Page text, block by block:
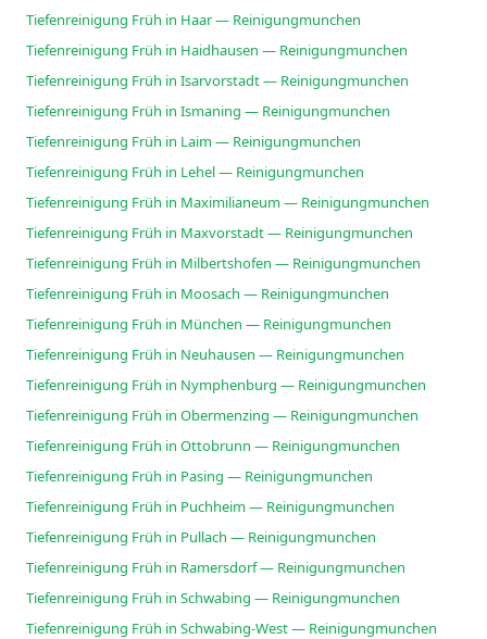
Tiefenreinigung Früh in Haar — Reinigungmunchen
Tiefenreinigung Früh in Haidhausen — Reinigungmunchen
Tiefenreinigung Früh in Isarvorstadt — Reinigungmunchen
Tiefenreinigung Früh in Ismaning — Reinigungmunchen
Tiefenreinigung Früh in Laim — Reinigungmunchen
Tiefenreinigung Früh in Lehel — Reinigungmunchen
Tiefenreinigung Früh in Maximilianeum — Reinigungmunchen
Tiefenreinigung Früh in Maxvorstadt — Reinigungmunchen
Tiefenreinigung Früh in Milbertshofen — Reinigungmunchen
Tiefenreinigung Früh in Moosach — Reinigungmunchen
Tiefenreinigung Früh in München — Reinigungmunchen
Tiefenreinigung Früh in Neuhausen — Reinigungmunchen
Tiefenreinigung Früh in Nymphenburg — Reinigungmunchen
Tiefenreinigung Früh in Obermenzing — Reinigungmunchen
Tiefenreinigung Früh in Ottobrunn — Reinigungmunchen
Tiefenreinigung Früh in Pasing — Reinigungmunchen
Tiefenreinigung Früh in Puchheim — Reinigungmunchen
Tiefenreinigung Früh in Pullach — Reinigungmunchen
Tiefenreinigung Früh in Ramersdorf — Reinigungmunchen
Tiefenreinigung Früh in Schwabing — Reinigungmunchen
Tiefenreinigung Früh in Schwabing-West — Reinigungmunchen